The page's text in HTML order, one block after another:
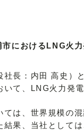
市におけるLNG火
長：内田 高史）
て、LNG火力発
は、世界規模の
結果、当社として